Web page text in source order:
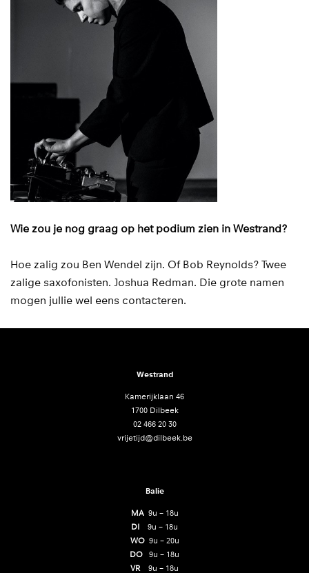
Wie zou je nog graag op het podium zien in Westrand?
Hoe zalig zou Ben Wendel zijn. Of Bob Reynolds? Twee
zalige saxofonisten. Joshua Redman. Die grote namen
mogen jullie wel eens contacteren.
Westrand
Kamerijklaan 46
1700 Dilbeek
02 466 20 30
vrijetijd@dilbeek.be
Balie
MA 9u – 18u
DI 9u – 18u
WO9u – 20u
DO 9u – 18u
VR 9u – 18u